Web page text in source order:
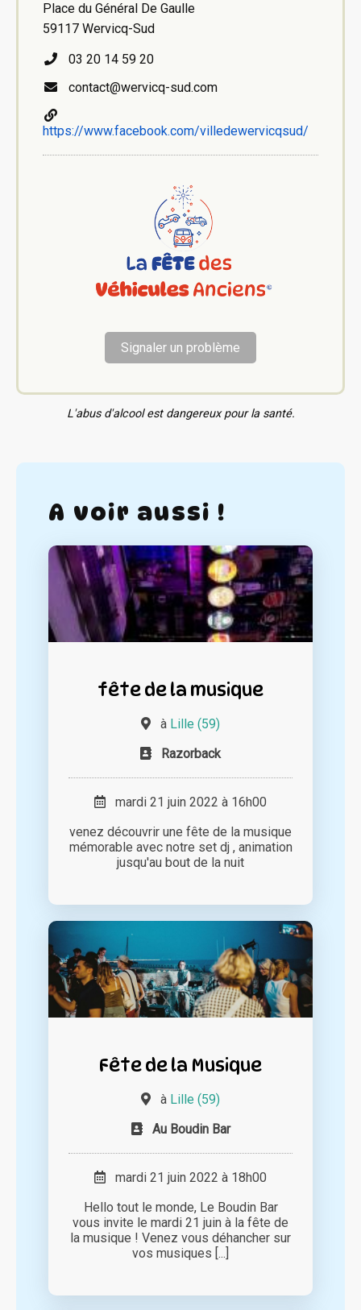
Place du Général De Gaulle
59117 Wervicq-Sud
03 20 14 59 20
contact@wervicq-sud.com
https://www.facebook.com/villedewervicqsud/
Signaler un problème
L'abus d'alcool est dangereux pour la santé.
A voir aussi !
fête de la musique
à Lille (59)
Razorback
mardi 21 juin 2022 à 16h00
venez découvrir une fête de la musique
mémorable avec notre set dj , animation
jusqu'au bout de la nuit
Fête de la Musique
à Lille (59)
Au Boudin Bar
mardi 21 juin 2022 à 18h00
Hello tout le monde, Le Boudin Bar
vous invite le mardi 21 juin à la fête de
la musique ! Venez vous déhancher sur
vos musiques [...]